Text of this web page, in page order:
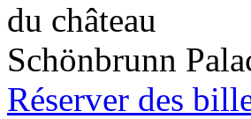
du château
Schönbrunn
Réserver des